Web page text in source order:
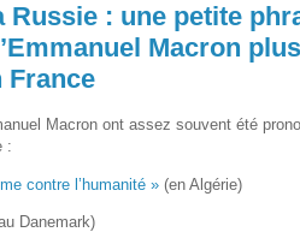
Russie : une petite
Macron
France
Macron ont assez souvent été
:
contre l’humanité » (en Algérie)
Danemark)